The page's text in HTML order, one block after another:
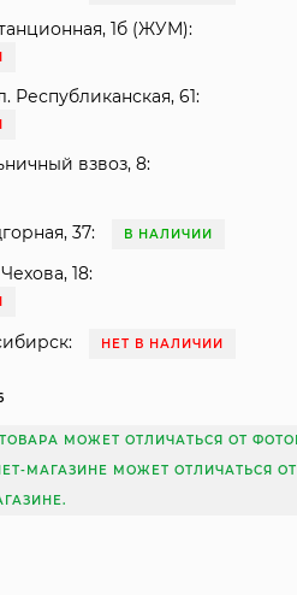
1б (ЖУМ):
Республиканская, 61:
взвоз, 8:
37: В НАЛИЧИИ
18:
НЕТ В НАЛИЧИИ
МОЖЕТ ОТЛИЧАТЬСЯ ОТ
МАГАЗИНЕ МОЖЕТ ОТЛИЧАТЬСЯ